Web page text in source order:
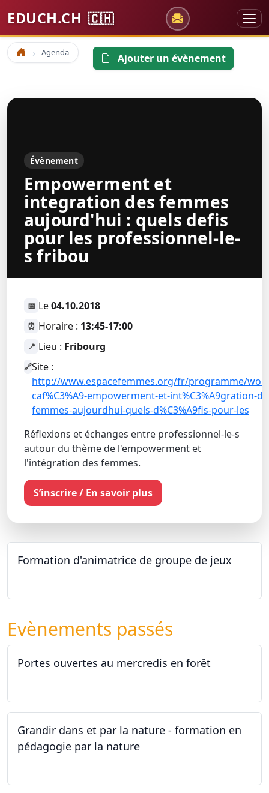
EDUCH.CH 🇨🇭
Accueil Agenda Ajouter un évènement
Évènement
Empowerment et
integration des femmes
aujourd'hui : quels defis
pour les professionnel-le-
s fribou
📅 Le04.10.2018
⏰ Horaire : 13:45-17:00
📍 Lieu : Fribourg
🔗Site :
http://www.espacefemmes.org/fr/programme/
caf%C3%A9-empowerment-et-int%C3%A9gration-
femmes-aujourdhui-quels-d%C3%A9fis-pour-les
Réflexions et échanges entre professionnel-le-s
autour du thème de l'empowerment et
l'intégration des femmes.
S’inscrire / En savoir plus
Formation d'animatrice de groupe de jeux
Evènements passés
Portes ouvertes au mercredis en forêt
Grandir dans et par la nature - formation en
pédagogie par la nature